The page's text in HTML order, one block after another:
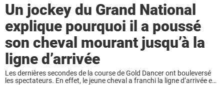
Un jockey du Grand National
explique pourquoi il a poussé
son cheval mourant jusqu’à la
ligne d’arrivée
Les dernières secondes de la course de Gold Dancer ont bouleversé
les spectateurs. En effet, le jeune cheval a franchi la ligne d’arrivée en